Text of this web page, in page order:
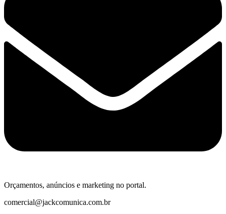
Orçamentos, anúncios e marketing no portal.
comercial@jackcomunica.com.br